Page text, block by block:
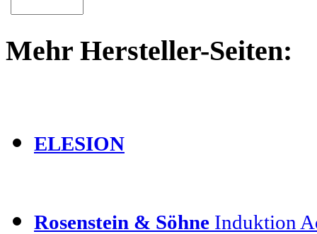
Mehr Hersteller-Seiten:
ELESION
Rosenstein & Söhne Induktion